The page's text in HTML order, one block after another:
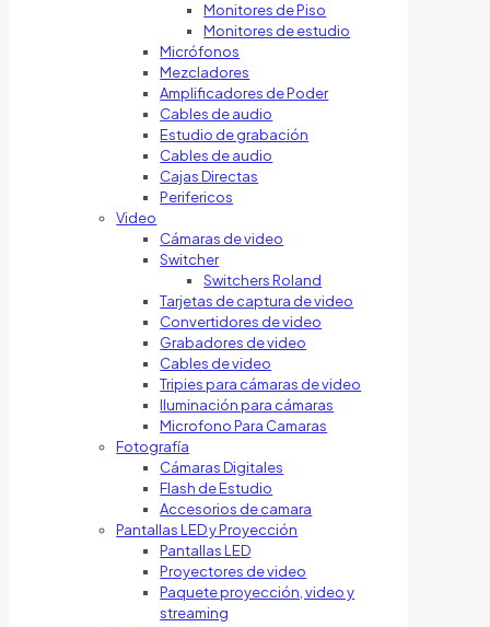
Monitores de Piso
Monitores de estudio
Micrófonos
Mezcladores
Amplificadores de Poder
Cables de audio
Estudio de grabación
Cables de audio
Cajas Directas
Perifericos
Video
Cámaras de video
Switcher
Switchers Roland
Tarjetas de captura de video
Convertidores de video
Grabadores de video
Cables de video
Tripies para cámaras de video
Iluminación para cámaras
Microfono Para Camaras
Fotografía
Cámaras Digitales
Flash de Estudio
Accesorios de camara
Pantallas LED y Proyección
Pantallas LED
Proyectores de video
Paquete proyección, video y
streaming